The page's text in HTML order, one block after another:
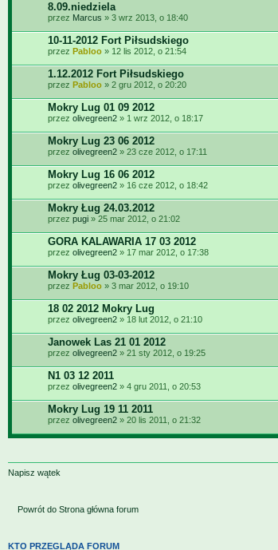
8.09.niedziela
przez Marcus » 3 wrz 2013, o 18:40
10-11-2012 Fort Piłsudskiego
przez Pabloo » 12 lis 2012, o 21:54
1.12.2012 Fort Piłsudskiego
przez Pabloo » 2 gru 2012, o 20:20
Mokry Lug 01 09 2012
przez olivegreen2 » 1 wrz 2012, o 18:17
Mokry Lug 23 06 2012
przez olivegreen2 » 23 cze 2012, o 17:11
Mokry Lug 16 06 2012
przez olivegreen2 » 16 cze 2012, o 18:42
Mokry Ług 24.03.2012
przez pugi » 25 mar 2012, o 21:02
GORA KALAWARIA 17 03 2012
przez olivegreen2 » 17 mar 2012, o 17:38
Mokry Ług 03-03-2012
przez Pabloo » 3 mar 2012, o 19:10
18 02 2012 Mokry Lug
przez olivegreen2 » 18 lut 2012, o 21:10
Janowek Las 21 01 2012
przez olivegreen2 » 21 sty 2012, o 19:25
N1 03 12 2011
przez olivegreen2 » 4 gru 2011, o 20:53
Mokry Lug 19 11 2011
przez olivegreen2 » 20 lis 2011, o 21:32
Napisz wątek
Powrót do Strona główna forum
KTO PRZEGLĄDA FORUM